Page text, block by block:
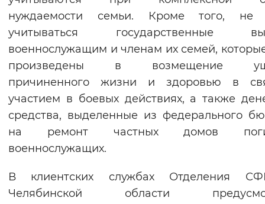
нуждаемости семьи. Кроме того, не
учитываться государственные
военнослужащим и членам их семей,
произведены в возмещение
причиненного жизни и здоровью в
участием в боевых действиях, а также
средства, выделенные из федерального
на ремонт частных домов
военнослужащих.
В клиентских службах Отделения
Челябинской области